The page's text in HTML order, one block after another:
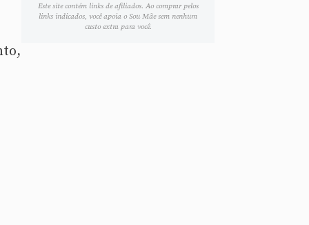
Este site contém links de afiliados. Ao comprar pelos
links indicados, você apoia o Sou Mãe sem nenhum
custo extra para você.